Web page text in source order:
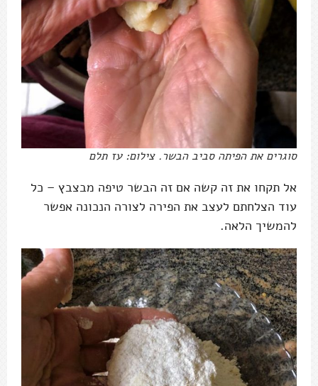
סוגרים את הפיתה סביב הבשר. צילום: עז תלם
אל תקחו את זה קשה אם זה הבשר טיפה מבצבץ – כל
עוד הצלחתם לעצב את הפירה לצורה הנכונה אפשר
להמשיך הלאה.